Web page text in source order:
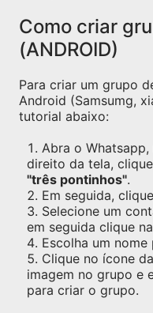
Como criar
(ANDROID)
Para criar um grupo
Android (Samsumg,
tutorial abaixo:
Abra o
direito da tela,
"três pontinhos".
Em seguida,
Selecione um
em seguida clique na
Escolha um
Clique no ícone
imagem no grupo e
para criar o grupo.